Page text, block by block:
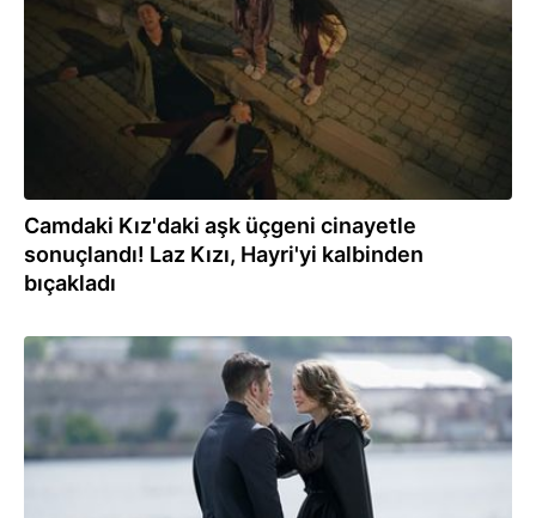
Camdaki Kız'daki aşk üçgeni cinayetle
sonuçlandı! Laz Kızı, Hayri'yi kalbinden
bıçakladı
08.06.2023